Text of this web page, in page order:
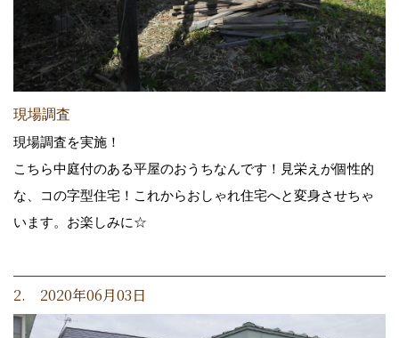
現場調査
現場調査を実施！
こちら中庭付のある平屋のおうちなんです！見栄えが個性的
な、コの字型住宅！これからおしゃれ住宅へと変身させちゃ
います。お楽しみに☆
2. 2020年06月03日